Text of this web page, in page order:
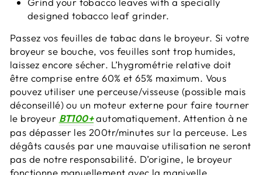
designed tobacco leaf grinder.
Passez vos feuilles de tabac dans le broyeur. Si votre
broyeur se bouche, vos feuilles sont trop humides,
laissez encore sécher. L’hygrométrie relative doit
être comprise entre 60% et 65% maximum. Vous
pouvez utiliser une perceuse/visseuse (possible mais
déconseillé) ou un moteur externe pour faire tourner
le broyeur BT100+automatiquement. Attention à ne
pas dépasser les 200tr/minutes sur la perceuse. Les
dégâts causés par une mauvaise utilisation ne seront
pas de notre responsabilité. D’origine, le broyeur
fonctionne manuellement avec la manivelle.